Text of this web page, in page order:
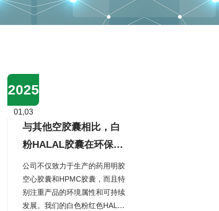
2025
01,03
与其他空胶囊相比，白
粉HALAL胶囊在环保和
可持续性方面有哪些优
势？
公司不仅致力于生产的药用明胶
空心胶囊和HPMC胶囊，而且特
别注重产品的环境属性和可持续
发展。我们的白色粉红色HALAL